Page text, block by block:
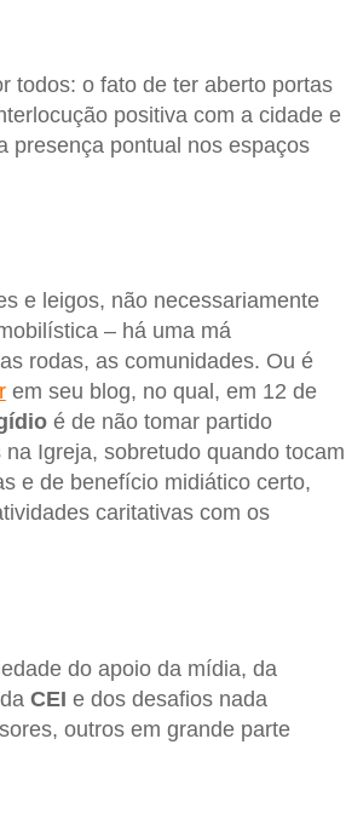
todos: o fato de ter aberto portas
positiva com a cidade e
presença pontual nos espaços
e leigos, não necessariamente
– há uma má
rodas, as comunidades. Ou é
em seu blog, no qual, em 12 de
é de não tomar partido
Igreja, sobretudo quando tocam
e de benefício midiático certo,
caritativas com os
do apoio da mídia, da
CEI e dos desafios nada
outros em grande parte